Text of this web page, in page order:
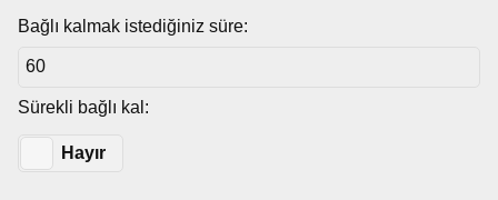
Bağlı kalmak istediğiniz süre:
Sürekli bağlı kal:
Hayır